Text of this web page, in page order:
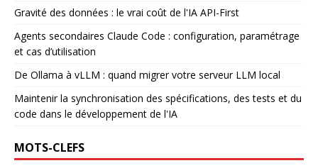
Gravité des données : le vrai coût de l'IA API-First
Agents secondaires Claude Code : configuration, paramétrage
et cas d’utilisation
De Ollama à vLLM : quand migrer votre serveur LLM local
Maintenir la synchronisation des spécifications, des tests et du
code dans le développement de l'IA
MOTS-CLEFS